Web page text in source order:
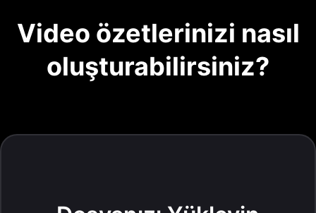
Video özetlerinizi nasıl
oluşturabilirsiniz?